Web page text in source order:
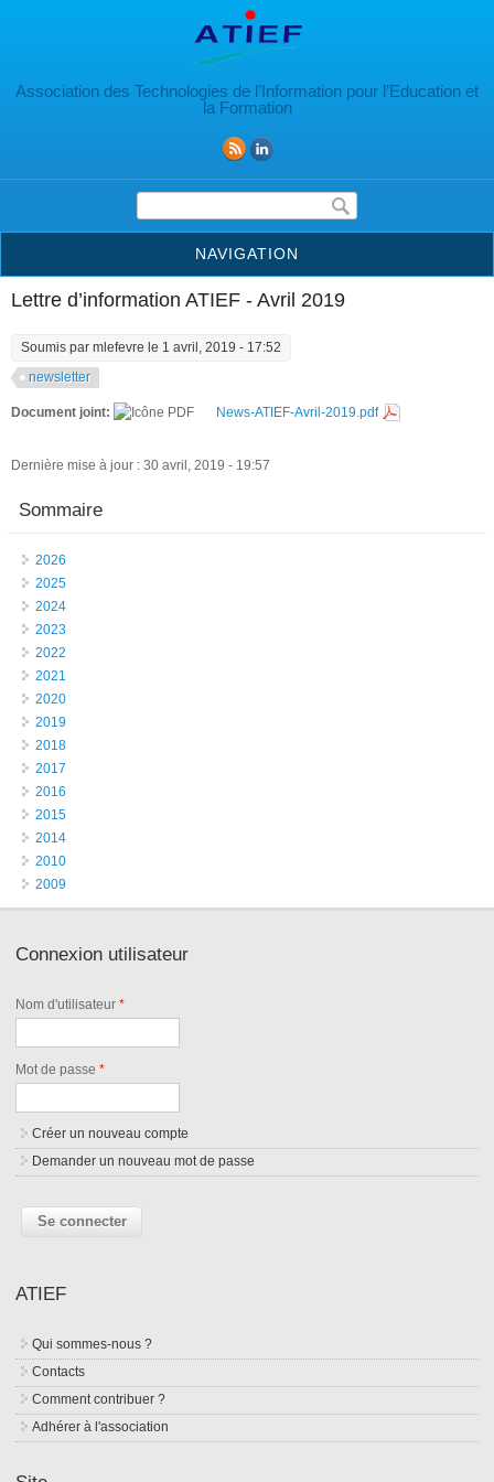
Association des Technologies de l’Information pour l’Education et
la Formation
Formulaire de recherche
NAVIGATION
Lettre d’information ATIEF - Avril 2019
Soumis par mlefevre le 1 avril, 2019 - 17:52
newsletter
Document joint: News-ATIEF-Avril-2019.pdf
Dernière mise à jour : 30 avril, 2019 - 19:57
Sommaire
2026
2025
2024
2023
2022
2021
2020
2019
2018
2017
2016
2015
2014
2010
2009
Connexion utilisateur
Nom d'utilisateur*
Mot de passe*
Créer un nouveau compte
Demander un nouveau mot de passe
ATIEF
Qui sommes-nous ?
Contacts
Comment contribuer ?
Adhérer à l'association